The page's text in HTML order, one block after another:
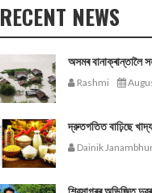
RECENT NEWS
অসমৰ বানাক্ৰান্তালৈ
Rashmi
দ্রুতগতিত বাঢ়িছে
Dainik